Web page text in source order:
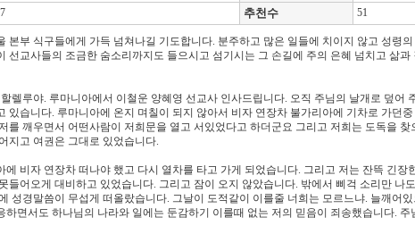
추천수 51
본부 식구들에게 가득 넘쳐나길 기도합니다. 분주하고 많은 일들에 치이지 않고 성령
선교사들의 조금한 숨소리까지도 들으시고 섬기시는 그 손길에 주의 은혜 넘치고 삶과
렐루야. 루마니아에서 이철운 양혜영 선교사 인사드립니다. 오직 주님의 날개로 덮어
있습니다. 루마니아에 온지 며칠이 되지 않아서 비자 연장차 불가리아에 기차로 가던
를 깨우면서 어떤사람이 저희문을 열고 서있었다고 하더군요 그리고 저희는 도독을
지고 여권은 그대로 있었습니다.
에 비자 연장차 떠나야 했고 다시 열차를 타고 가게 되었습니다. 그리고 저는 잔뜩 긴장
들어오게 대비하고 있었습니다. 그리고 잠이 오지 않았습니다. 밖에서 삐걱 소리만 나
성경말씀이 무섭게 떠올랐습니다. 그날이 도적같이 이를줄 너희는 모르느냐. 늘깨어
하면서도 하나님의 나라와 일에는 둔감하기 이를때 없는 저의 믿음이 죄송했습니다.